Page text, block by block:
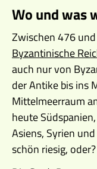
Wo und was
Zwischen 476
Byzantinische
auch nur von
der Antike bis ins
Mittelmeerraum
heute
Asiens, Syrien
schön riesig, oder?